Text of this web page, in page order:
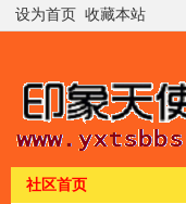
设为首页 收藏本站
社区首页